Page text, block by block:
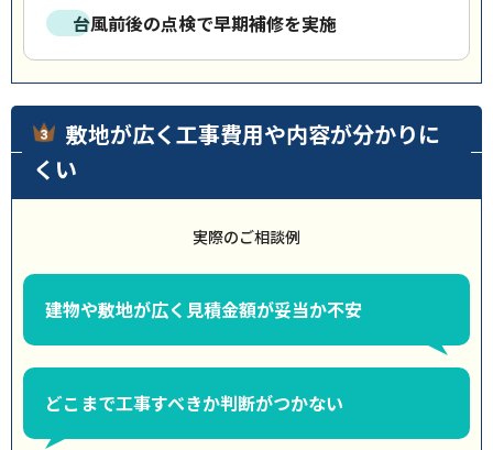
台風前後の点検で早期補修を実施
敷地が広く工事費用や内容が分かりに
くい
実際のご相談例
建物や敷地が広く見積金額が妥当か不安
どこまで工事すべきか判断がつかない